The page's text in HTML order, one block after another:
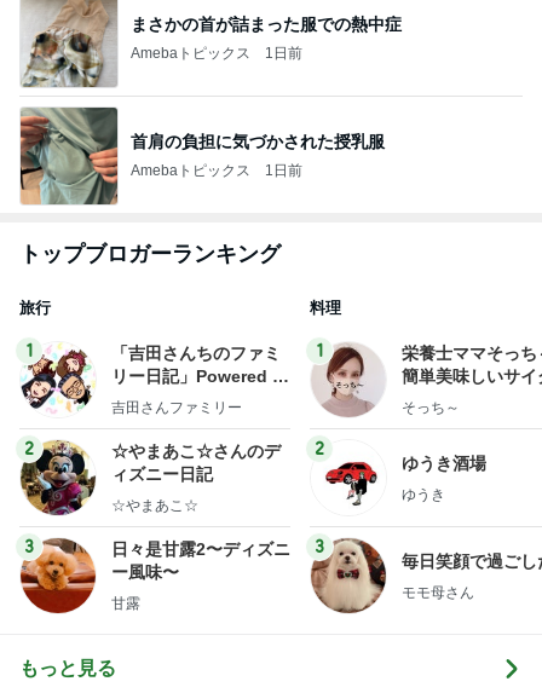
まさかの首が詰まった服での熱中症
Amebaトピックス 1日前
首肩の負担に気づかされた授乳服
Amebaトピックス 1日前
トップブロガーランキング
旅行
1
「吉田さんちのファミ
リー日記」Powered b
y Ameba 吉田さんファ
ログ
吉田さんファミリー
2
☆やまあこ☆さんのデ
ィズニー日記
☆やまあこ☆
3
日々是甘露2〜ディズニ
ー風味〜
甘露
料理
1
栄養士ママそっち
簡単美味しいサイ
献立
そっち～
2
ゆうき酒場
ゆうき
3
毎日笑顔で過ごし
モモ母さん
もっと見る